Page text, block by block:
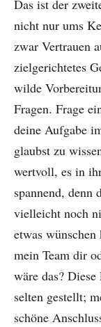
Das ist der
nicht nur ums
zwar Vertrauen
zielgerichtetes
wilde
Fragen. Frage
deine Aufgabe
glaubst zu
wertvoll, es in
spannend, denn
vielleicht noch
etwas
mein Team dir
wäre das?
selten gestellt;
schöne